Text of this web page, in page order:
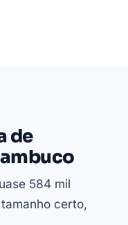
de
584 mil
certo,